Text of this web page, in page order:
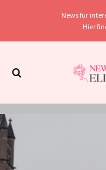
News für
Hier